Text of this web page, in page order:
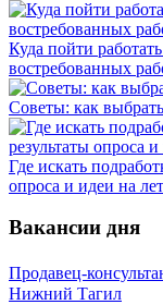
Куда пойти
востребованных
Советы: как
Где искать
опроса и идеи на
Вакансии дня
Продавец-
Нижний Тагил